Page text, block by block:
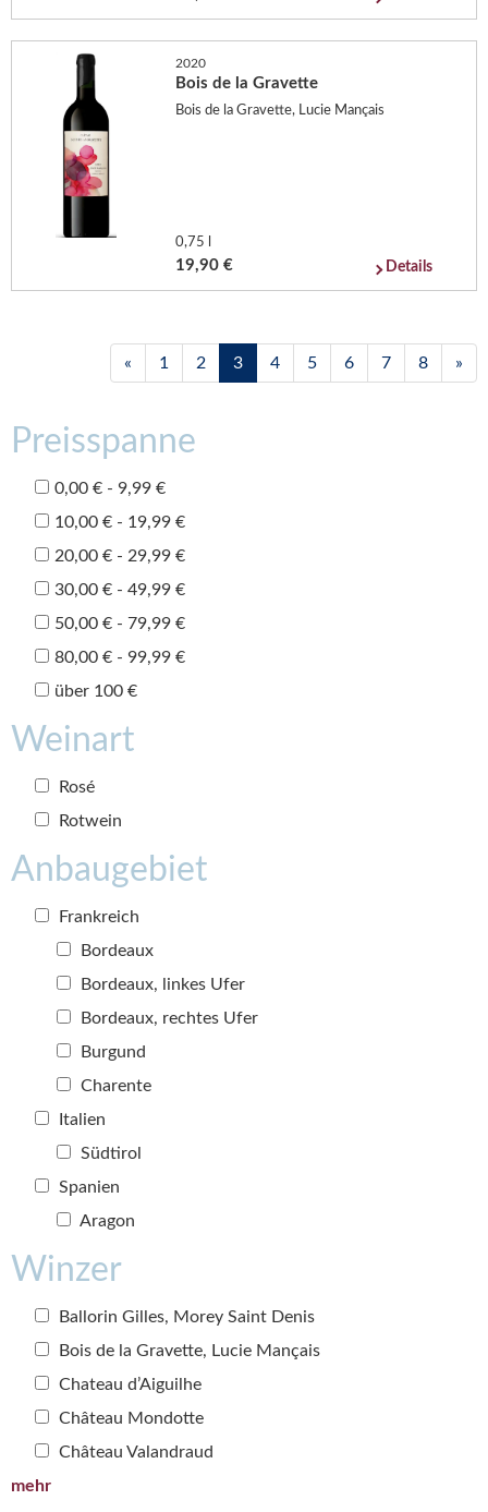
2020
Bois de la Gravette
Bois de la Gravette, Lucie Mançais
0,75 l
19,90 € Details
« 1 2 3 4 5 6 7 8 »
Preisspanne
0,00 € - 9,99 €
10,00 € - 19,99 €
20,00 € - 29,99 €
30,00 € - 49,99 €
50,00 € - 79,99 €
80,00 € - 99,99 €
über 100 €
Weinart
Rosé
Rotwein
Anbaugebiet
Frankreich
Bordeaux
Bordeaux, linkes Ufer
Bordeaux, rechtes Ufer
Burgund
Charente
Italien
Südtirol
Spanien
Aragon
Winzer
Ballorin Gilles, Morey Saint Denis
Bois de la Gravette, Lucie Mançais
Chateau d’Aiguilhe
Château Mondotte
Château Valandraud
mehr